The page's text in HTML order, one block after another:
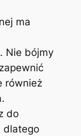
ma
Nie bójmy
również
do
dlatego